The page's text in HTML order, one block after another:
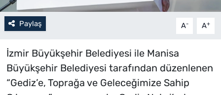
Paylaş A- A+
İzmir Büyükşehir Belediyesi ile Manisa
Büyükşehir Belediyesi tarafından düzenlenen
“Gediz’e, Toprağa ve Geleceğimize Sahip